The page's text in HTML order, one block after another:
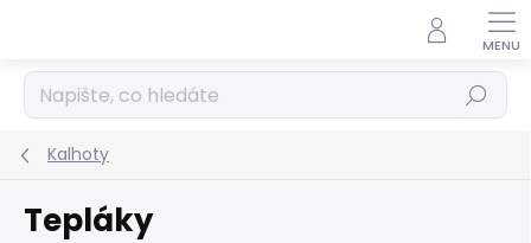
Hledat
Kalhoty
Tepláky